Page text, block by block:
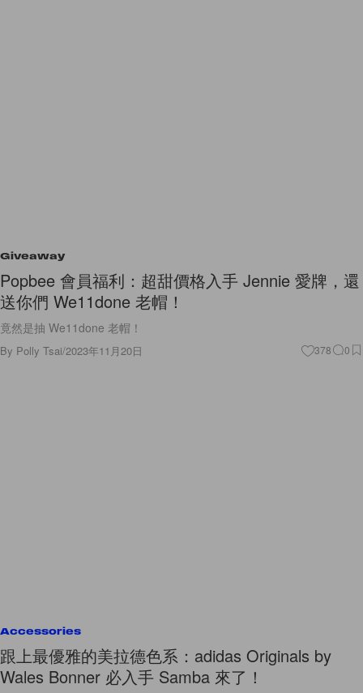
Giveaway
Popbee 會員福利：超甜價格入手 Jennie 愛牌，還
送你們 We11done 老帽！
竟然是抽 We11done 老帽！
By Polly Tsai/2023年11月20日 378 0
Accessories
跟上最優雅的美拉德色系：adidas Originals by
Wales Bonner 必入手 Samba 來了！